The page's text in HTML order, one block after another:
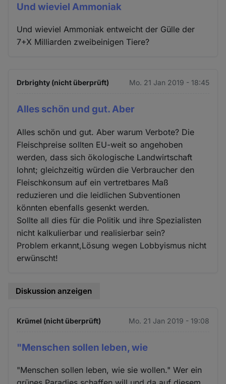
Und wieviel Ammoniak
Und wieviel Ammoniak entweicht der Gülle der
7+X Milliarden zweibeinigen Tiere?
Drbrighty (nicht überprüft) Mo. 21 Jan 2019 - 18:45
Alles schön und gut. Aber
Alles schön und gut. Aber warum Verbote? Die
Fleischpreise sollten EU-weit so angehoben
werden, dass sich ökologische Landwirtschaft
lohnt; gleichzeitig würden die Verbraucher den
Fleischkonsum auf ein vertretbares Maß
reduzieren und die leidlichen Subventionen
könnten ebenfalls gesenkt werden.
Sollte all dies für die Politik und ihre Spezialisten
nicht kalkulierbar und realisierbar sein?
Problem erkannt,Lösung wegen Lobbyismus nicht
erwünscht!
Diskussion anzeigen
Krümel (nicht überprüft) Mo. 21 Jan 2019 - 19:08
"Menschen sollen leben, wie
"Menschen sollen leben, wie sie wollen." Wer ein